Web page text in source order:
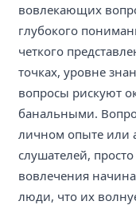
вовлекающих
глубокого
четкого
точках, уровне
вопросы рискуют
банальными.
личном опыте или
слушателей,
вовлечения
люди, что их